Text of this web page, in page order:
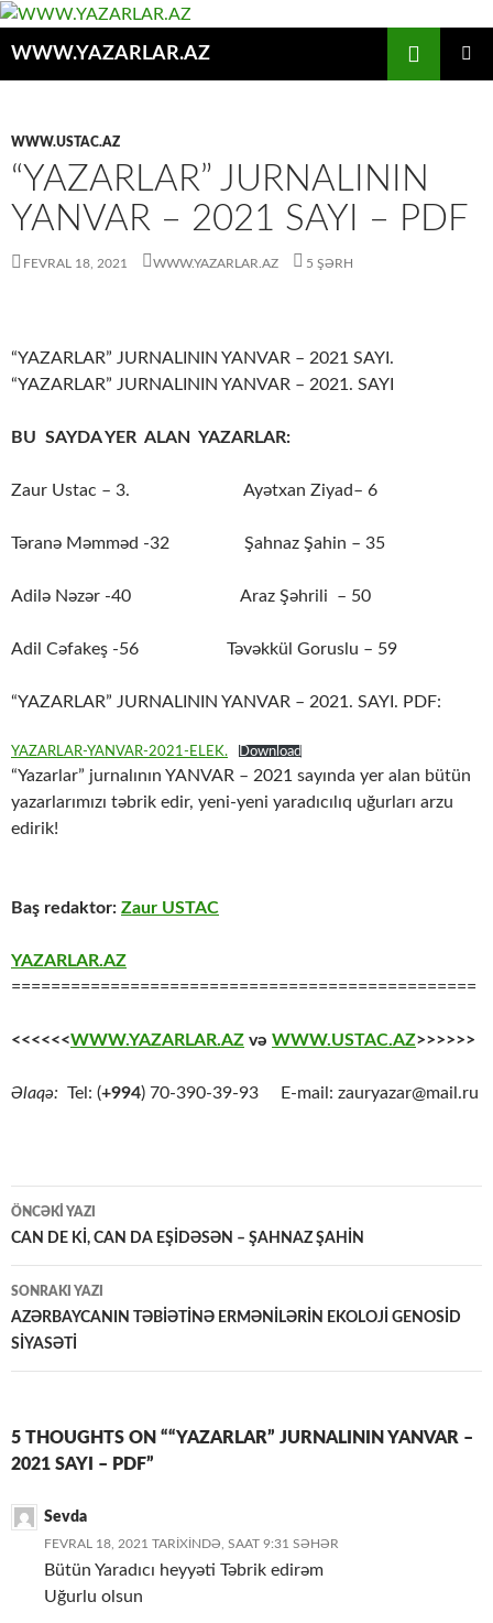
WWW.YAZARLAR.AZ
WWW.USTAC.AZ
“YAZARLAR” JURNALININ
YANVAR – 2021 SAYI – PDF
FEVRAL 18, 2021 WWW.YAZARLAR.AZ 5 ŞƏRH
“YAZARLAR” JURNALININ YANVAR – 2021 SAYI.
“YAZARLAR” JURNALININ YANVAR – 2021. SAYI
BU SAYDA YER ALAN YAZARLAR:
Zaur Ustac – 3. Ayətxan Ziyad– 6
Təranə Məmməd -32 Şahnaz Şahin – 35
Adilə Nəzər -40 Araz Şəhrili – 50
Adil Cəfakeş -56 Təvəkkül Goruslu – 59
“YAZARLAR” JURNALININ YANVAR – 2021. SAYI. PDF:
YAZARLAR-YANVAR-2021-ELEK. Download
“Yazarlar” jurnalının YANVAR – 2021 sayında yer alan bütün
yazarlarımızı təbrik edir, yeni-yeni yaradıcılıq uğurları arzu
edirik!
Baş redaktor: Zaur USTAC
YAZARLAR.AZ
===============================================
<<<<<<WWW.YAZARLAR.AZ və WWW.USTAC.AZ>>>>>>
Əlaqə: Tel: (+994) 70-390-39-93 E-mail: zauryazar@mail.ru
Yazılar
üzrə
naviqasiya
ÖNCƏKI YAZI
CAN DE Kİ, CAN DA EŞİDƏSƏN – ŞAHNAZ ŞAHİN
SONRAKI YAZI
AZƏRBAYCANIN TƏBİƏTİNƏ ERMƏNİLƏRİN EKOLOJİ GENOSİD
SİYASƏTİ
5 THOUGHTS ON ““YAZARLAR” JURNALININ YANVAR –
2021 SAYI – PDF”
Sevda
FEVRAL 18, 2021 TARIXINDƏ, SAAT 9:31 SƏHƏR
Bütün Yaradıcı heyyəti Təbrik edirəm
Uğurlu olsun